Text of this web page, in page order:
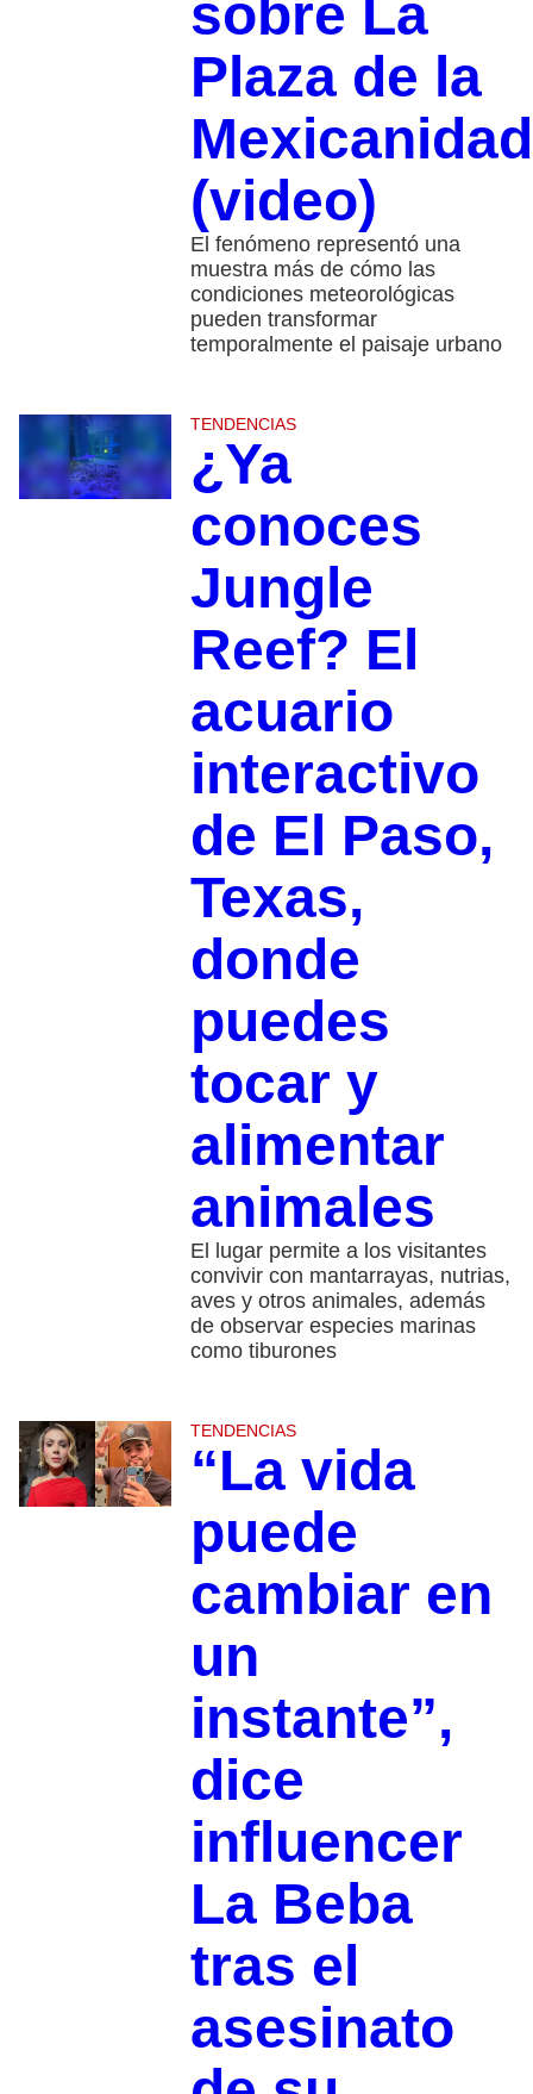
sobre La
Plaza de la
Mexicanidad
(video)
El fenómeno representó una
muestra más de cómo las
condiciones meteorológicas
pueden transformar
temporalmente el paisaje urbano
TENDENCIAS
¿Ya
conoces
Jungle
Reef? El
acuario
interactivo
de El Paso,
Texas,
donde
puedes
tocar y
alimentar
animales
El lugar permite a los visitantes
convivir con mantarrayas, nutrias,
aves y otros animales, además
de observar especies marinas
como tiburones
TENDENCIAS
“La vida
puede
cambiar en
un
instante”,
dice
influencer
La Beba
tras el
asesinato